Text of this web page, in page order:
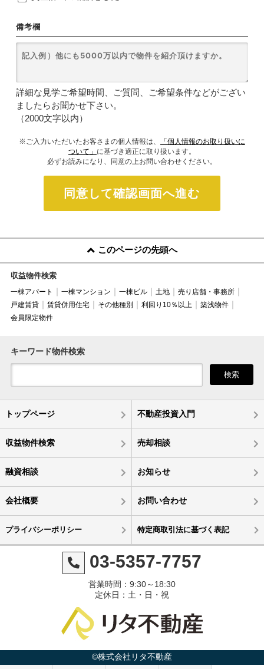
備考欄
詳細な見学ご希望時間、ご質問、ご希望条件などがござい
ましたらお聞かせ下さい。
（2000文字以内）
※ご入力いただいたお客さまの個人情報は、
「個人情報のお取り扱いに
ついて」 に基づき適正に取り扱います。
必ずお読みになり、同意の上お問い合わせください。
同意して確認画面へ進む
このページの先頭へ
収益物件検索
一棟アパート 一棟マンション 一棟ビル 土地
売り店舗・事務所
戸建賃貸
賃貸併用住宅 その他種別 利回り10％以上
築浅物件
会員限定物件
キーワード物件検索
検索
トップページ 不動産投資入門
収益物件検索 売却相談
融資相談 お知らせ
会社概要 お問い合わせ
プライバシーポリシー 特定商取引法に基づく表記
03-5357-7757
営業時間：9:30～18:30
定休日：土・日・祝
©株式会社リタ不動産